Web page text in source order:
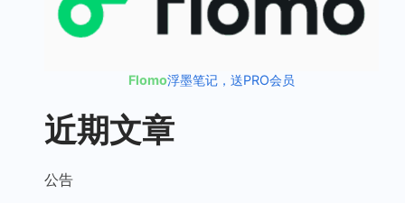
Flomo浮墨笔记，送PRO会员
近期文章
公告